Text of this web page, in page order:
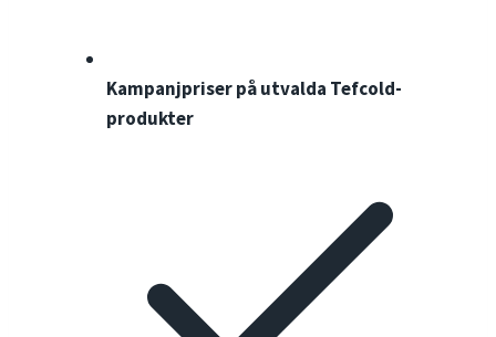
Kampanjpriser på utvalda Tefcold-
produkter